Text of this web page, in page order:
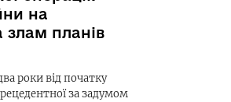
на
злам планів
роки від початку
за задумом